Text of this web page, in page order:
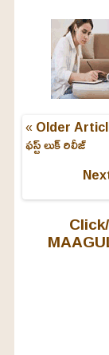
« Older
ఫస్ట్ లుక్ రిలీజ్